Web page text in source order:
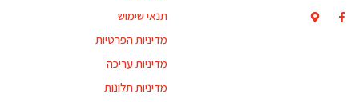
תנאי שימוש
מדיניות הפרטיות
מדיניות עריכה
מדיניות תלונות